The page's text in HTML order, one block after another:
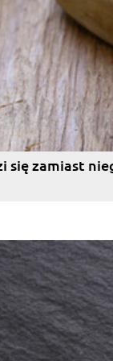
się zamiast